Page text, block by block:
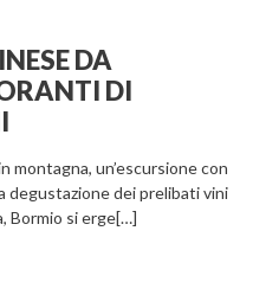
DA
DI
montagna, un’escursione con
degustazione dei prelibati vini
Bormio si erge[…]